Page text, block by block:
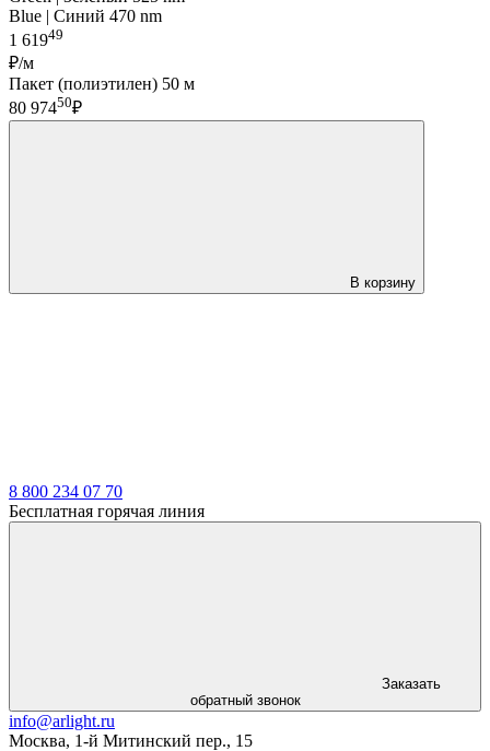
Blue | Синий 470 nm
1 61949
₽/м
Пакет (полиэтилен) 50 м
80 97450₽
В корзину
8 800 234 07 70
Бесплатная горячая линия
Заказать
обратный звонок
info@arlight.ru
Москва, 1-й Митинский пер., 15